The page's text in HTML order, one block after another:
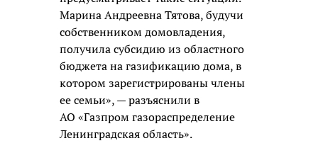
Марина Андреевна Тятова, будучи
собственником домовладения,
получила субсидию из областного
бюджета на газификацию дома, в
котором зарегистрированы члены
ее семьи», — разъяснили в
АО «Газпром газораспределение
Ленинградская область».